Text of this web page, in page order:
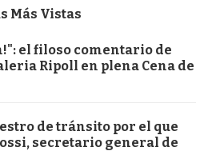
Más Vistas
el filoso comentario de
Ripoll en plena Cena de
de tránsito por el que
secretario general de